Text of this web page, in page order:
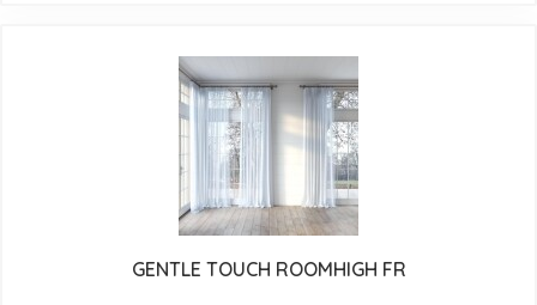
GENTLE TOUCH ROOMHIGH FR